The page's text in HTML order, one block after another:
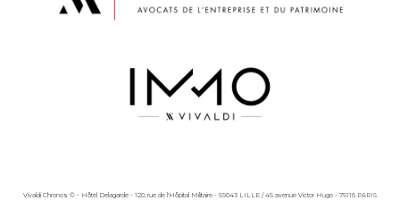
Vivaldi Chronos © - Hôtel Delagarde - 120, rue de l'Hôpital Militaire - 59043 LILLE / 45 avenue Victor Hugo - 75116 PARIS